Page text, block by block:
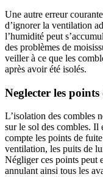
Une autre erreur
d’ignorer la ventilation
l’humidité peut
des problèmes de
veiller à ce que les
après avoir été isolés.
Neglecter les
L’isolation des combles
sur le sol des combles. Il
compte les points de
ventilation, les puits de
Négliger ces points peut
annulant ainsi tous les